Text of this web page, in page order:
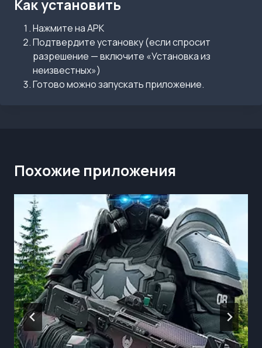
Как установить
Нажмите на APK
Подтвердите установку (если спросит
разрешение — включите «Установка из
неизвестных»)
Готово можно запускать приложение.
Похожие приложения